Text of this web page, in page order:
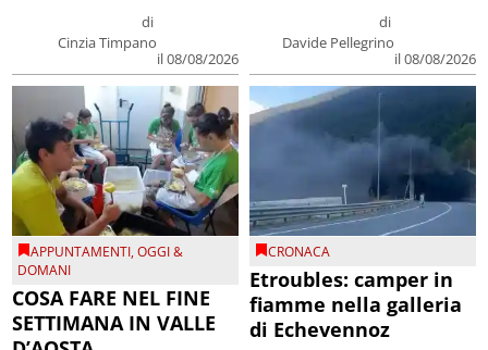
di
Cinzia Timpano
il 08/08/2026
di
Davide Pellegrino
il 08/08/2026
APPUNTAMENTI,OGGI &
DOMANI
COSA FARE NEL FINE
SETTIMANA IN VALLE
CRONACA
Etroubles: camper in
fiamme nella galleria
di Echevennoz